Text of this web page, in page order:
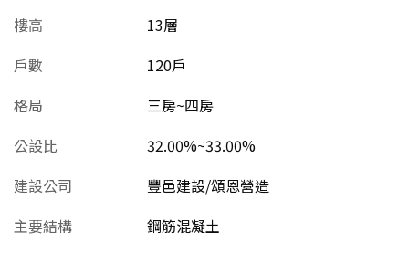
樓高
13層
戶數
120戶
格局
三房~四房
公設比
32.00%~33.00%
建設公司
豐邑建設/頌恩營造
主要結構
鋼筋混凝土